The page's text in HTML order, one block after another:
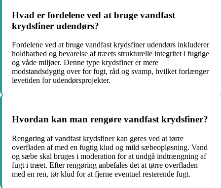
Hvad er fordelene ved at bruge vandfast
krydsfiner udendørs?
Fordelene ved at bruge vandfast krydsfiner udendørs inkluderer
holdbarhed og bevarelse af træets strukturelle integritet i fugtige
og våde miljøer. Denne type krydsfiner er mere
modstandsdygtig over for fugt, råd og svamp, hvilket forlænger
levetiden for udendørsprojekter.
Hvordan kan man rengøre vandfast krydsfiner?
Rengøring af vandfast krydsfiner kan gøres ved at tørre
overfladen af med en fugtig klud og mild sæbeopløsning. Vand
og sæbe skal bruges i moderation for at undgå indtrængning af
fugt i træet. Efter rengøring anbefales det at tørre overfladen
med en ren, tør klud for at fjerne eventuel resterende fugt.